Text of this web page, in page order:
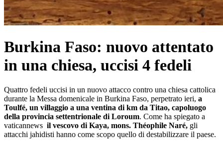
Burkina Faso: nuovo attentato
in una chiesa, uccisi 4 fedeli
Quattro fedeli uccisi in un nuovo attacco contro una chiesa cattolica
durante la Messa domenicale in Burkina Faso, perpetrato ieri, a
Toulfé, un villaggio a una ventina di km da Titao, capoluogo
della provincia settentrionale di Loroum. Come ha spiegato a
vaticannews il vescovo di Kaya, mons. Théophile Naré, gli
attacchi jahidisti hanno come scopo quello di destabilizzare il paese.